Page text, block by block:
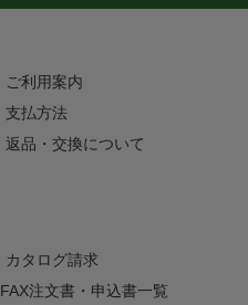
ご利用案内
支払方法
返品・交換について
カタログ請求
FAX注文書・申込書一覧